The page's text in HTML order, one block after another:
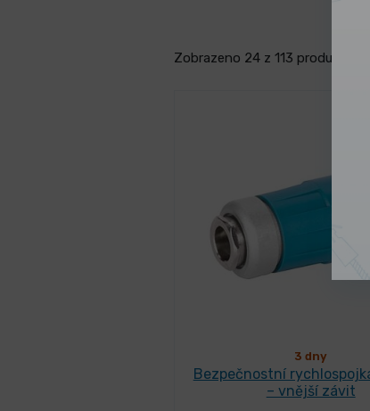
Zobrazeno 24 z 113 produktů
3 dny
Bezpečnostní
– vnější závit